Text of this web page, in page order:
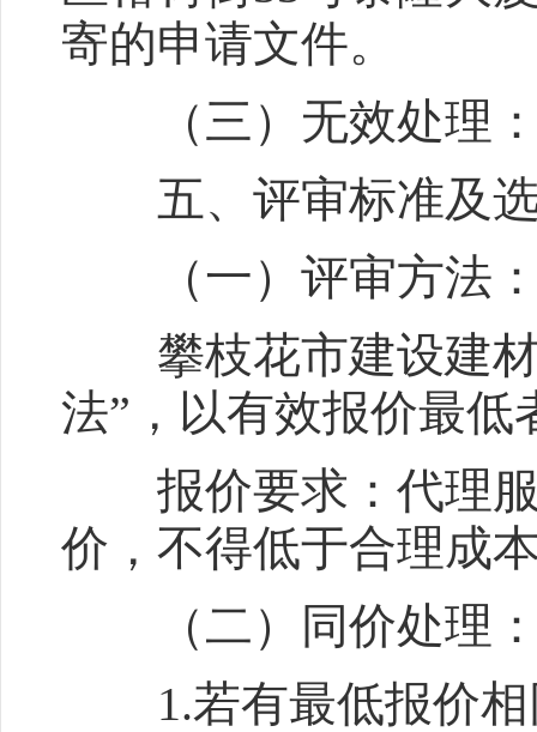
寄的申请文件。
（三）无效处理：
五、评审标准及选
（一）评审方法
攀枝花市建设建材
法”，以有效报价最低
报价要求：代理服
价，不得低于合理成
（二）同价处理
1.若有最低报价相